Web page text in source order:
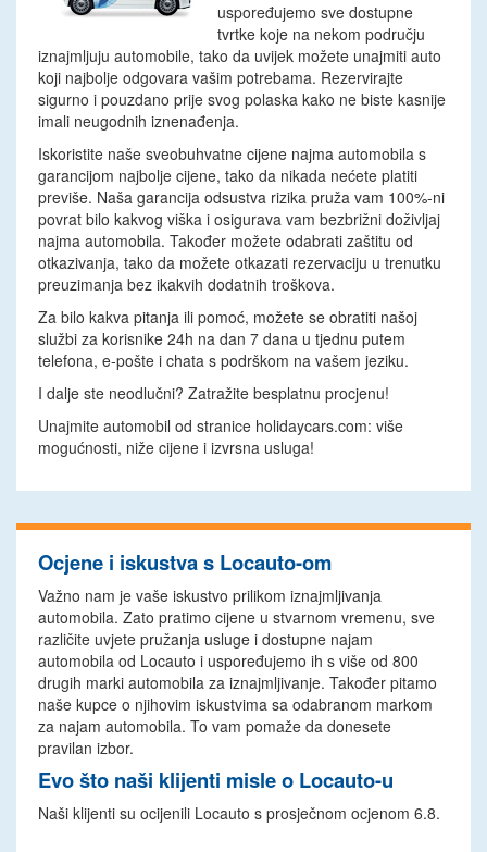
uspoređujemo sve dostupne
tvrtke koje na nekom području
iznajmljuju automobile, tako da uvijek možete unajmiti auto
koji najbolje odgovara vašim potrebama. Rezervirajte
sigurno i pouzdano prije svog polaska kako ne biste kasnije
imali neugodnih iznenađenja.
Iskoristite naše sveobuhvatne cijene najma automobila s
garancijom najbolje cijene, tako da nikada nećete platiti
previše. Naša garancija odsustva rizika pruža vam 100%-ni
povrat bilo kakvog viška i osigurava vam bezbrižni doživljaj
najma automobila. Također možete odabrati zaštitu od
otkazivanja, tako da možete otkazati rezervaciju u trenutku
preuzimanja bez ikakvih dodatnih troškova.
Za bilo kakva pitanja ili pomoć, možete se obratiti našoj
službi za korisnike 24h na dan 7 dana u tjednu putem
telefona, e-pošte i chata s podrškom na vašem jeziku.
I dalje ste neodlučni? Zatražite besplatnu procjenu!
Unajmite automobil od stranice holidaycars.com: više
mogućnosti, niže cijene i izvrsna usluga!
Ocjene i iskustva s Locauto-om
Važno nam je vaše iskustvo prilikom iznajmljivanja
automobila. Zato pratimo cijene u stvarnom vremenu, sve
različite uvjete pružanja usluge i dostupne najam
automobila od Locauto i uspoređujemo ih s više od 800
drugih marki automobila za iznajmljivanje. Također pitamo
naše kupce o njihovim iskustvima sa odabranom markom
za najam automobila. To vam pomaže da donesete
pravilan izbor.
Evo što naši klijenti misle o Locauto-u
Naši klijenti su ocijenili Locauto s prosječnom ocjenom 6.8.